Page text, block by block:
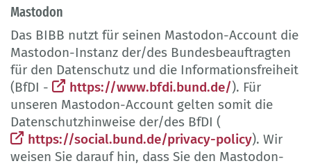
Mastodon
Das BIBB nutzt für seinen Mastodon-Account die
Mastodon-Instanz der/des Bundesbeauftragten
für den Datenschutz und die Informationsfreiheit
(BfDI -
https://www.bfdi.bund.de/). Für
unseren Mastodon-Account gelten somit die
Datenschutzhinweise der/des BfDI (
https://social.bund.de/privacy-policy). Wir
weisen Sie darauf hin, dass Sie den Mastodon-